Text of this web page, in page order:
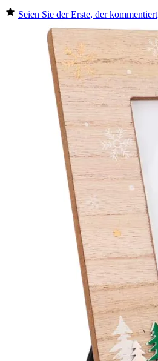
Seien Sie der Erste, der kommentiert